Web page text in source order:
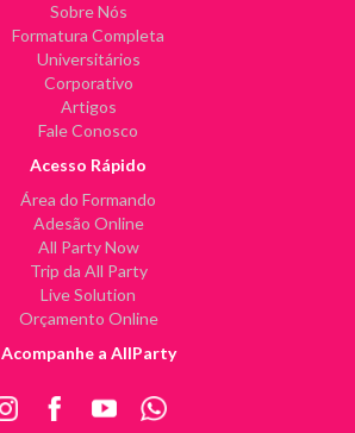
Sobre Nós
Formatura Completa
Universitários
Corporativo
Artigos
Fale Conosco
Acesso Rápido
Área do Formando
Adesão Online
All Party Now
Trip da All Party
Live Solution
Orçamento Online
Acompanhe a AllParty